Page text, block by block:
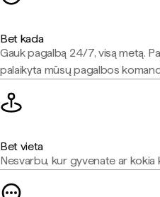
Bet kada
Gauk pagalbą 24/7, visą metą.
palaikyta mūsų pagalbos
Bet vieta
Nesvarbu, kur gyvenate ar kokia